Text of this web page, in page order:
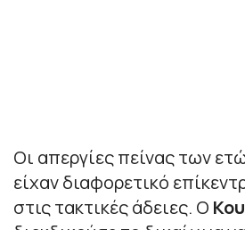
Οι απεργίες πείνας των
είχαν διαφορετικό
στις τακτικές άδειες. Ο